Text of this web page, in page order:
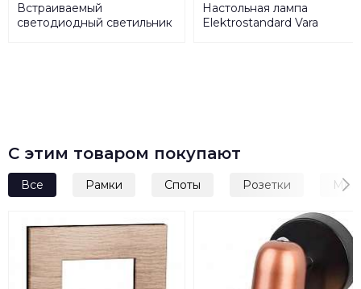
Встраиваемый
светодиодный светильник
Настольная лампа
Elektrostandard Vara
С этим товаром покупают
Все Рамки Споты Розетки